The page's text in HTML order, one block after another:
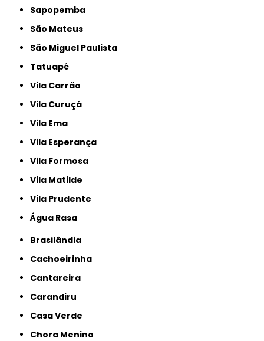
Sapopemba
São Mateus
São Miguel Paulista
Tatuapé
Vila Carrão
Vila Curuçá
Vila Ema
Vila Esperança
Vila Formosa
Vila Matilde
Vila Prudente
Água Rasa
Brasilândia
Cachoeirinha
Cantareira
Carandiru
Casa Verde
Chora Menino